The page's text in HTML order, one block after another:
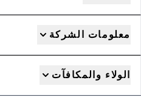
معلومات الشركة
الولاء والمكافآت